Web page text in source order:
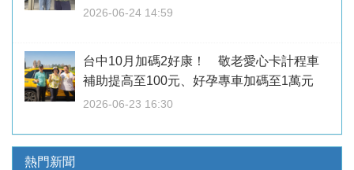
2026-06-24 14:59
台中10月加碼2好康！ 敬老愛心卡計程車
補助提高至100元、好孕專車加碼至1萬元
2026-06-23 16:30
熱門新聞